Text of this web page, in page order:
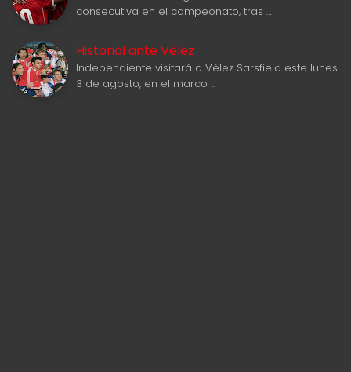
consecutiva en el campeonato, tras …
Historial ante Vélez
Independiente visitará a Vélez Sarsfield este lunes
3 de agosto, en el marco …